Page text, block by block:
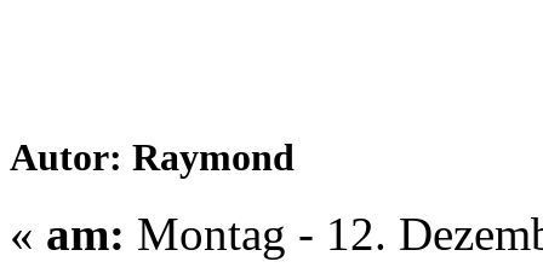
Autor: Raymond
« am: Montag - 12.